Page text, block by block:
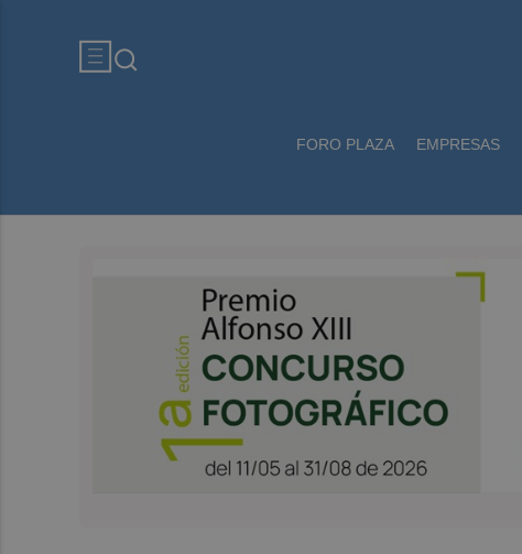
FORO PLAZA EMPRESAS